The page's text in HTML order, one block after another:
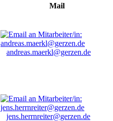
Mail
andreas.maerkl@gerzen.de
jens.herrnreiter@gerzen.de